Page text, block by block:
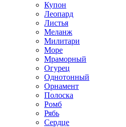
Купон
Леопард
Листья
Меланж
Милитари
Море
Мраморный
Огурец
Однотонный
Орнамент
Полоска
Ромб
Рябь
Сердце